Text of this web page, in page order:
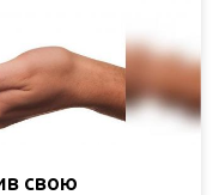
свою